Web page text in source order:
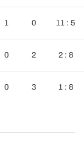
1 0 11 : 5
0 2 2 : 8
0 3 1 : 8